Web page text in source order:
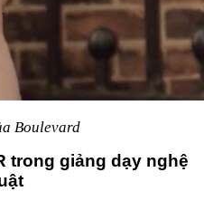
Boulevard
trong giảng dạy nghệ